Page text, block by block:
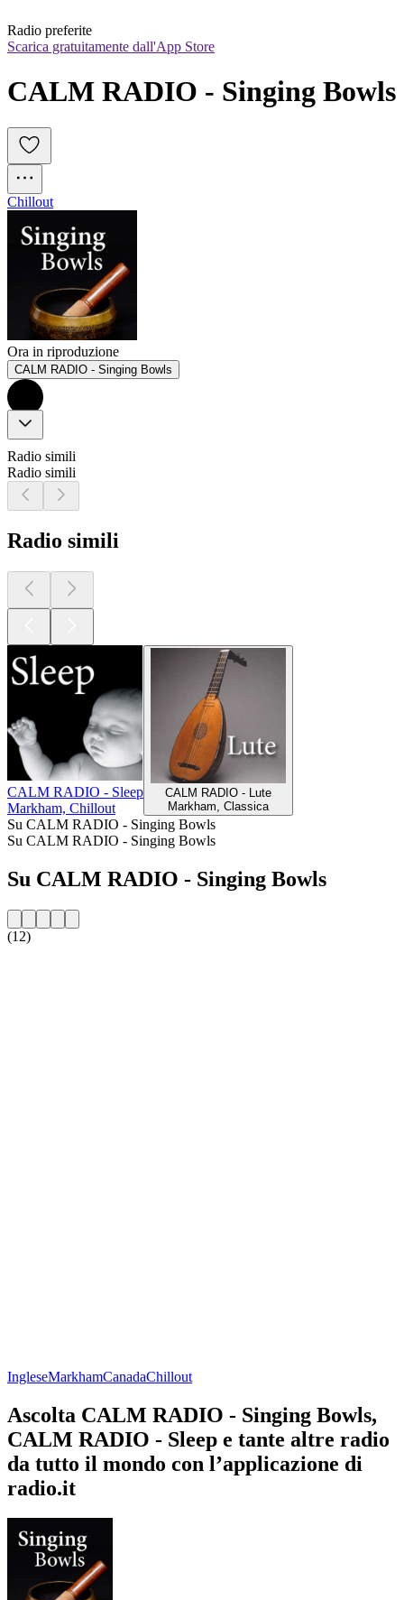
Radio preferite
Scarica gratuitamente dall'App Store
CALM RADIO - Singing Bowls
Chillout
Ora in riproduzione
CALM RADIO - Singing Bowls
Radio simili
Radio simili
Radio simili
CALM RADIO - Sleep
Markham, Chillout
CALM RADIO - Lute
Markham, Classica
Su CALM RADIO - Singing Bowls
Su CALM RADIO - Singing Bowls
Su CALM RADIO - Singing Bowls
(12)
IngleseMarkhamCanadaChillout
Ascolta CALM RADIO - Singing Bowls,
CALM RADIO - Sleep e tante altre radio
da tutto il mondo con l’applicazione di
radio.it